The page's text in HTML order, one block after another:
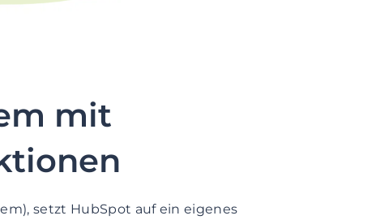
mit
setzt HubSpot auf ein eigenes